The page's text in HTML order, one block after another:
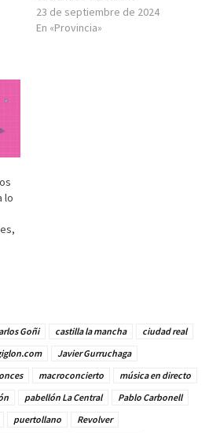
23 de septiembre de 2024
En «Provincia»
lo
Goñi castilla la mancha
ciudad real
Javier Gurruchaga
macroconcierto
música en directo
pabellón La Central
Pablo Carbonell
puertollano
Revolver